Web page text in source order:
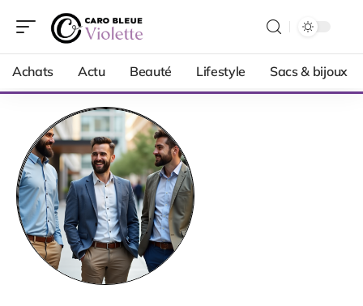
Achats Actu Beauté Lifestyle Sacs & bijoux